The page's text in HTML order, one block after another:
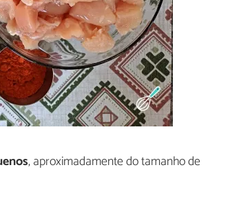
, aproximadamente do tamanho de